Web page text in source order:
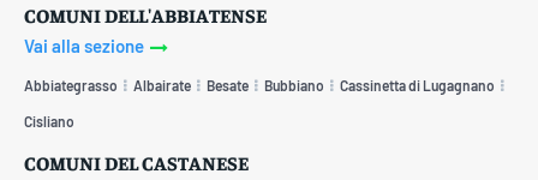
COMUNI DELL'ABBIATENSE
Vai alla sezione
Abbiategrasso Albairate Besate Bubbiano Cassinetta di Lugagnano
Cisliano
COMUNI DEL CASTANESE